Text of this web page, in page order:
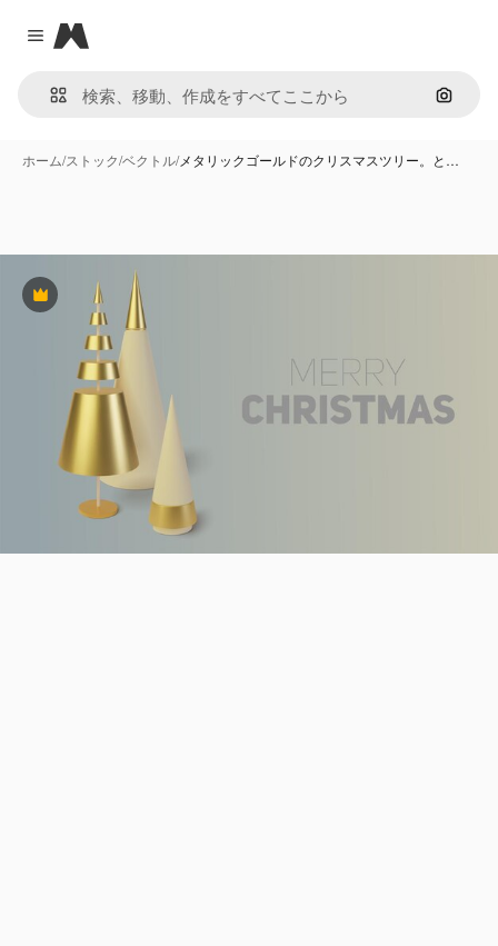
Close menu
Magnific
画像で
ホーム/ストック/ベクトル/メタリックゴールドのクリスマスツリー。と…
Premium